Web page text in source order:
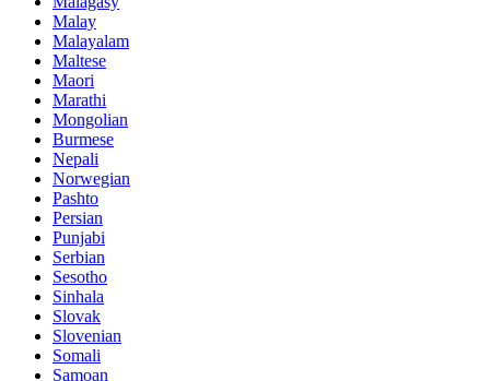
Malay
Malayalam
Maltese
Maori
Marathi
Mongolian
Burmese
Nepali
Norwegian
Pashto
Persian
Punjabi
Serbian
Sesotho
Sinhala
Slovak
Slovenian
Somali
Samoan